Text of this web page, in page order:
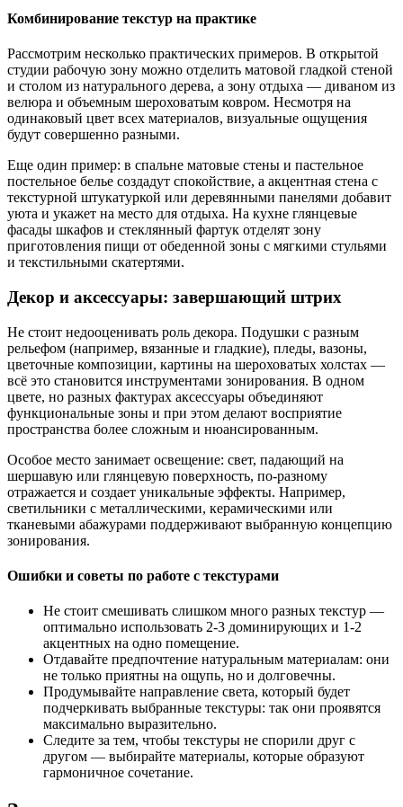
Комбинирование текстур на практике
Рассмотрим несколько практических примеров. В открытой
студии рабочую зону можно отделить матовой гладкой стеной
и столом из натурального дерева, а зону отдыха — диваном из
велюра и объемным шероховатым ковром. Несмотря на
одинаковый цвет всех материалов, визуальные ощущения
будут совершенно разными.
Еще один пример: в спальне матовые стены и пастельное
постельное белье создадут спокойствие, а акцентная стена с
текстурной штукатуркой или деревянными панелями добавит
уюта и укажет на место для отдыха. На кухне глянцевые
фасады шкафов и стеклянный фартук отделят зону
приготовления пищи от обеденной зоны с мягкими стульями
и текстильными скатертями.
Декор и аксессуары: завершающий штрих
Не стоит недооценивать роль декора. Подушки с разным
рельефом (например, вязанные и гладкие), пледы, вазоны,
цветочные композиции, картины на шероховатых холстах —
всё это становится инструментами зонирования. В одном
цвете, но разных фактурах аксессуары объединяют
функциональные зоны и при этом делают восприятие
пространства более сложным и нюансированным.
Особое место занимает освещение: свет, падающий на
шершавую или глянцевую поверхность, по-разному
отражается и создает уникальные эффекты. Например,
светильники с металлическими, керамическими или
тканевыми абажурами поддерживают выбранную концепцию
зонирования.
Ошибки и советы по работе с текстурами
Не стоит смешивать слишком много разных текстур —
оптимально использовать 2-3 доминирующих и 1-2
акцентных на одно помещение.
Отдавайте предпочтение натуральным материалам: они
не только приятны на ощупь, но и долговечны.
Продумывайте направление света, который будет
подчеркивать выбранные текстуры: так они проявятся
максимально выразительно.
Следите за тем, чтобы текстуры не спорили друг с
другом — выбирайте материалы, которые образуют
гармоничное сочетание.